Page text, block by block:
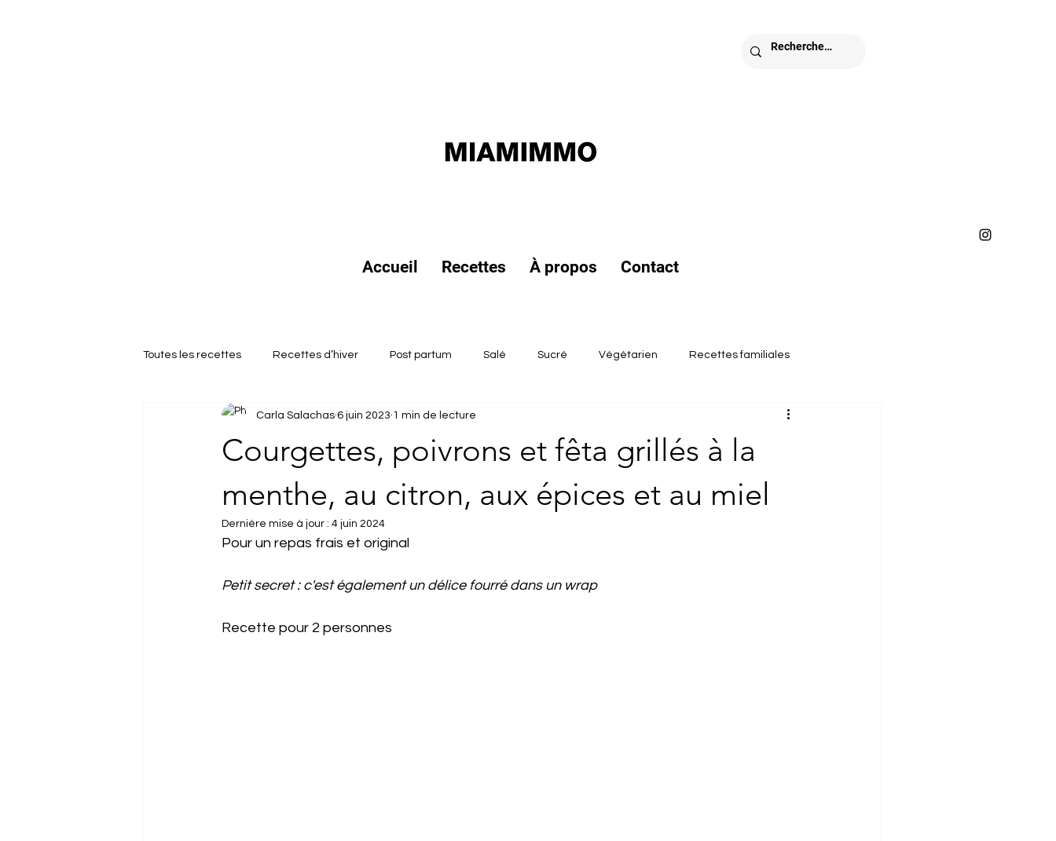
Accueil Recettes À propos Contact
Toutes les recettes Recettes d’hiver Post partum Salé Sucré Végétarien Recettes familiales
Repas de fêtes Brunch Apéritif dînatoire Recette rapide Recette d'automne
Courgettes, poivrons et fêta grillés à la
menthe, au citron, aux épices et au miel
Carla Salachas 6 juin 2023 1 min de lecture
Dernière mise à jour : 4 juin 2024
Pour un repas frais et original
Petit secret : c'est également un délice fourré dans un wrap
Recette pour 2 personnes